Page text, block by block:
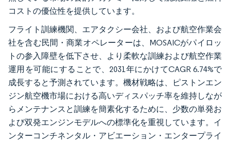
コストの優位性を提供しています。
フライト訓練機関、エアタクシー会社、および航空作業会
社を含む民間・商業オペレーターは、MOSAICがパイロッ
トの参入障壁を低下させ、より柔軟な訓練および航空作業
運用を可能にすることで、2031年にかけてCAGR 6.74%で
成長すると予測されています。機材戦略は、ピストンエン
ジン航空機市場における高いディスパッチ率を維持しなが
らメンテナンスと訓練を簡素化するために、少数の単発お
よび双発エンジンモデルへの標準化を重視しています。イ
ンターコンチネンタル・アビエーション・エンタープライ